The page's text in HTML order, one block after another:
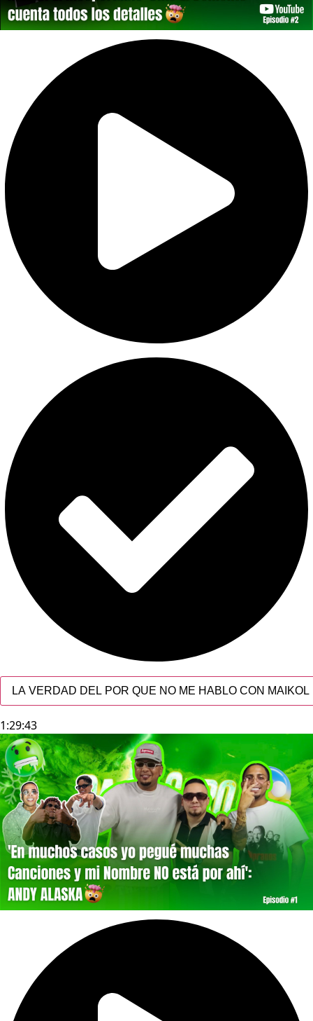
LA VERDAD DEL POR QUE NO ME HABLO CON
1:29:43